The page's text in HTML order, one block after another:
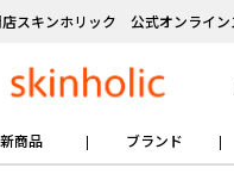
スキンホリック 公式オンライン
新商品 ブランド